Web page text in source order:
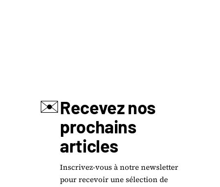
✉️Recevez nos
prochains
articles
Inscrivez-vous à notre newsletter
pour recevoir une sélection de